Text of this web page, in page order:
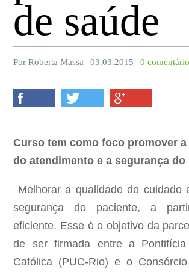
de saúde
Por Roberta Massa | 03.03.2015 |0
Curso tem como foco promover
do atendimento e a segurança do
Melhorar a qualidade do cuidado
segurança do paciente, a
eficiente. Esse é o objetivo da
de ser firmada entre a Pontifícia
Católica (PUC-Rio) e o